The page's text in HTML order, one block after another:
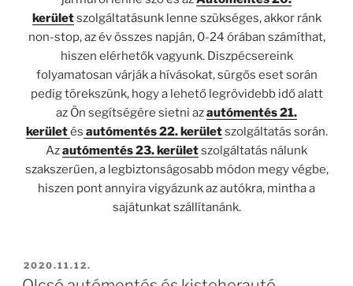
kerületszolgáltatásunk lenne szükséges, akkor ránk
non-stop, az év összes napján, 0-24 órában számíthat,
hiszen elérhetők vagyunk. Diszpécsereink
folyamatosan várják a hívásokat, sürgős eset során
pedig törekszünk, hogy a lehető legrövidebb idő alatt
az Ön segítségére sietni azautómentés 21.
kerületés autómentés 22. kerületszolgáltatás során.
Azautómentés 23. kerületszolgáltatás nálunk
szakszerűen, a legbiztonságosabb módon megy végbe,
hiszen pont annyira vigyázunk az autókra, mintha a
sajátunkat szállítanánk.
BEKÜLDVE:
2020.11.12.